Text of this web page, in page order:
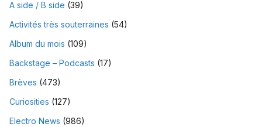
A side / B side (39)
Activités très souterraines (54)
Album du mois (109)
Backstage – Podcasts (17)
Brèves (473)
Curiosities (127)
Electro News (986)